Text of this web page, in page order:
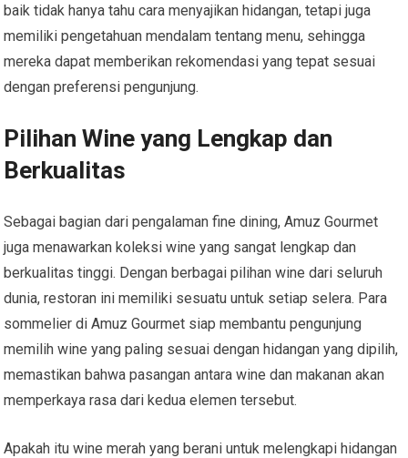
baik tidak hanya tahu cara menyajikan hidangan, tetapi juga
memiliki pengetahuan mendalam tentang menu, sehingga
mereka dapat memberikan rekomendasi yang tepat sesuai
dengan preferensi pengunjung.
Pilihan Wine yang Lengkap dan
Berkualitas
Sebagai bagian dari pengalaman fine dining, Amuz Gourmet
juga menawarkan koleksi wine yang sangat lengkap dan
berkualitas tinggi. Dengan berbagai pilihan wine dari seluruh
dunia, restoran ini memiliki sesuatu untuk setiap selera. Para
sommelier di Amuz Gourmet siap membantu pengunjung
memilih wine yang paling sesuai dengan hidangan yang dipilih,
memastikan bahwa pasangan antara wine dan makanan akan
memperkaya rasa dari kedua elemen tersebut.
Apakah itu wine merah yang berani untuk melengkapi hidangan